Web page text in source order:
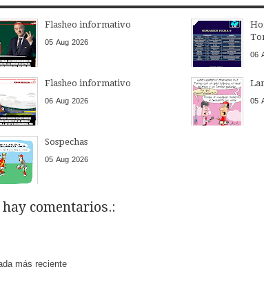
Flasheo informativo
05 Aug 2026
06
Flasheo informativo
06 Aug 2026 05
Sospechas
05 Aug 2026
hay comentarios.:
más reciente